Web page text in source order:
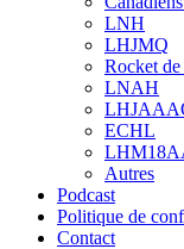
sub
menu
LNH
LHJMQ
Rocket
LNAH
ECHL
Autres
Podcast
Politique de
Contact